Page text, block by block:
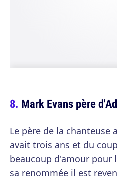
Mark Evans père
Le père de la chanteuse
avait trois ans et du
beaucoup d'amour pour
sa renommée il est